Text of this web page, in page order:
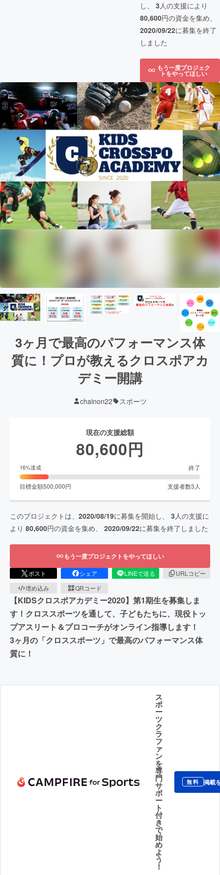
し、 3人の支援により
80,600円の資金を集め、
2020/09/22に募集を終了
しました
もう一度プロジェク
トをやってほしい
3ヶ月で最高のパフォーマンス体
質に！プロが教えるクロスポアカ
デミー開講
chainon22 スポーツ
現在の支援総額
80,600円
16%達成 終了
目標金額500,000円 支援者数3 人
このプロジェクトは、 2020/08/19に募集を開始し、 3 人の支援に
より 80,600円の資金を集め、 2020/09/22に募集を終了しました
もう一度プロジェクトをやってほしい
ポスト シェア LINEで送る
URLコピー
埋め込み
QRコード
【KIDSクロスポアカデミー2020】第1期生を募集しま
す！クロススポーツを通して、子どもたちに、現役トッ
プアスリート＆プロコーチがオンライン指導します！
3ヶ月の「クロススポーツ」で最高のパフォーマンス体
質に！
ス
ポ
ー
ツ
ク
ラ
フ
ァ
ン
を
専
門
サ
ポ
ー
ト
付
き
で
始
め
よ
う
！
無料 掲載